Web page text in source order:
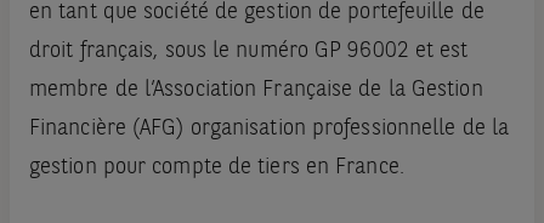
en tant que société de gestion de portefeuille de
droit français, sous le numéro GP 96002 et est
membre de l’Association Française de la Gestion
Financière (AFG) organisation professionnelle de la
gestion pour compte de tiers en France.